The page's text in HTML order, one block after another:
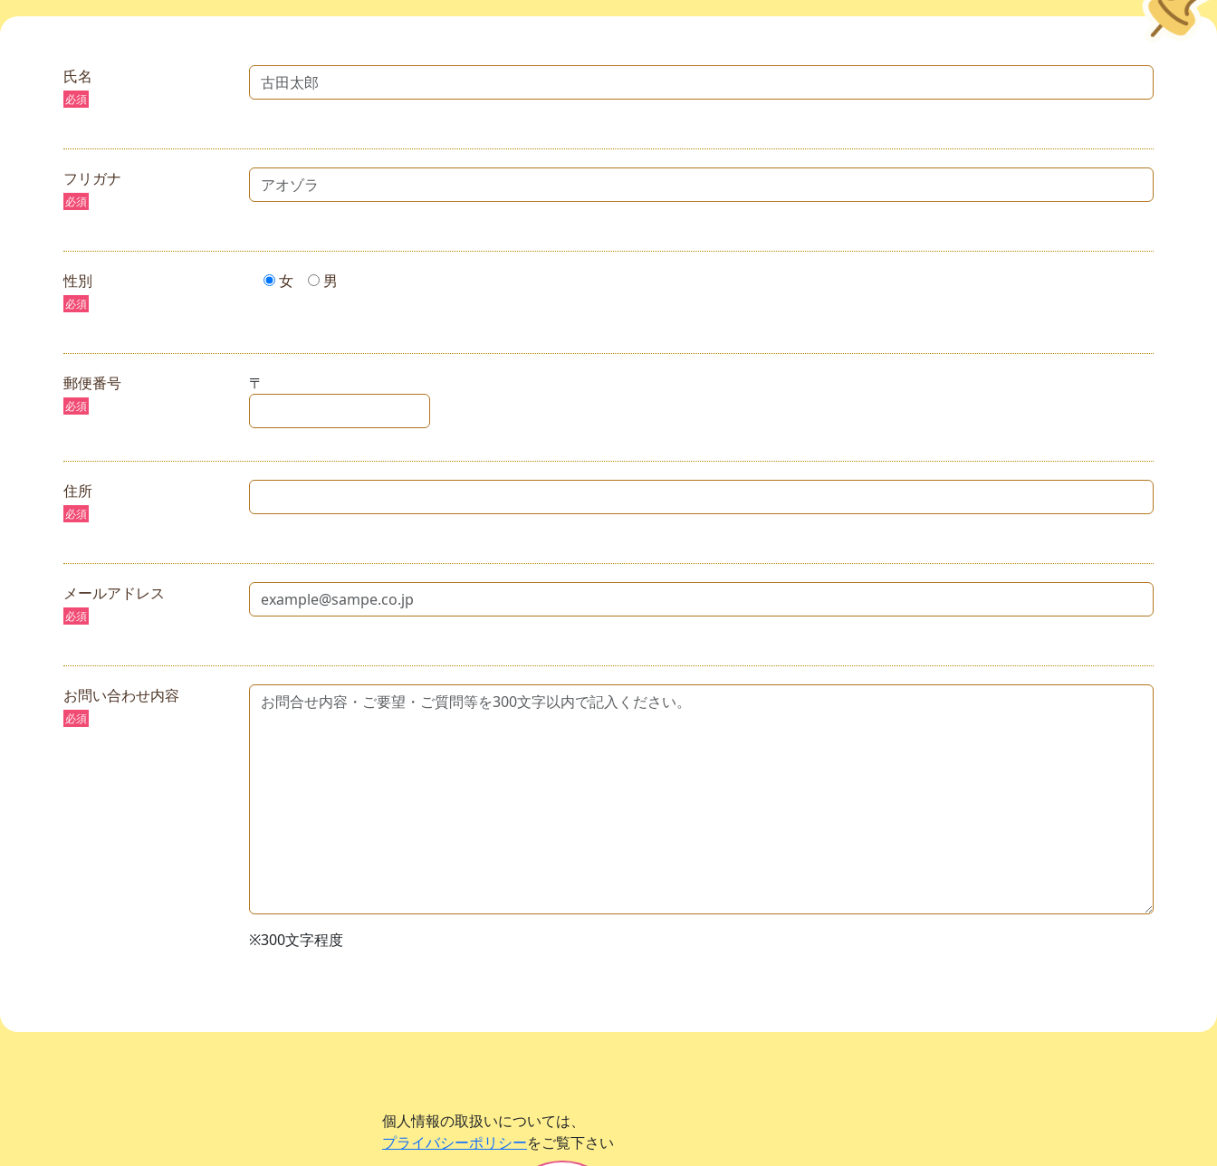
氏名
必須
フリガナ
必須
性別
必須
女 男
郵便番号
必須
〒
住所
必須
メールアドレス
必須
お問い合わせ内容
必須
※300文字程度
個人情報の取扱いについては、
プライバシーポリシーをご覧下さい